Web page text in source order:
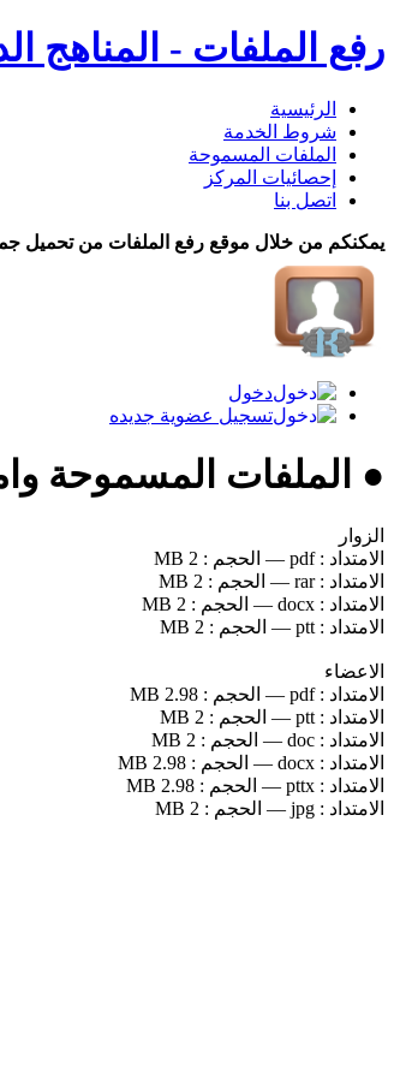
رفع الملفات - المناهج
الرئيسية
شروط الخدمة
الملفات المسموحة
إحصائيات المركز
اتصل بنا
يمكنكم من خلال موقع رفع الملفات من تحميل
دخول
تسجيل عضوية جديده
● الملفات المسموحة
الزوار
الامتداد :pdf
— الحجم : 2 MB
الامتداد :rar
— الحجم : 2 MB
الامتداد : docx
— الحجم : 2 MB
الامتداد : ptt
— الحجم : 2 MB
الاعضاء
الامتداد :pdf
— الحجم : 2.98 MB
الامتداد : ptt
— الحجم : 2 MB
الامتداد : doc
— الحجم : 2 MB
الامتداد : docx
— الحجم : 2.98 MB
الامتداد : pttx
— الحجم : 2.98 MB
الامتداد : jpg
— الحجم : 2 MB